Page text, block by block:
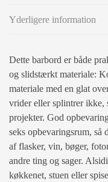
Yderligere information
Dette barbord er både
og slidstærkt materiale:
materiale med en glat
vrider eller splintrer ikke,
projekter. God
seks opbevaringsrum,
af flasker, vin, bøger,
andre ting og sager.
køkkenet, stuen eller